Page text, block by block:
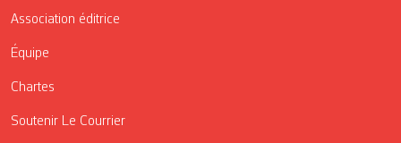
Association éditrice
Équipe
Chartes
Soutenir Le Courrier